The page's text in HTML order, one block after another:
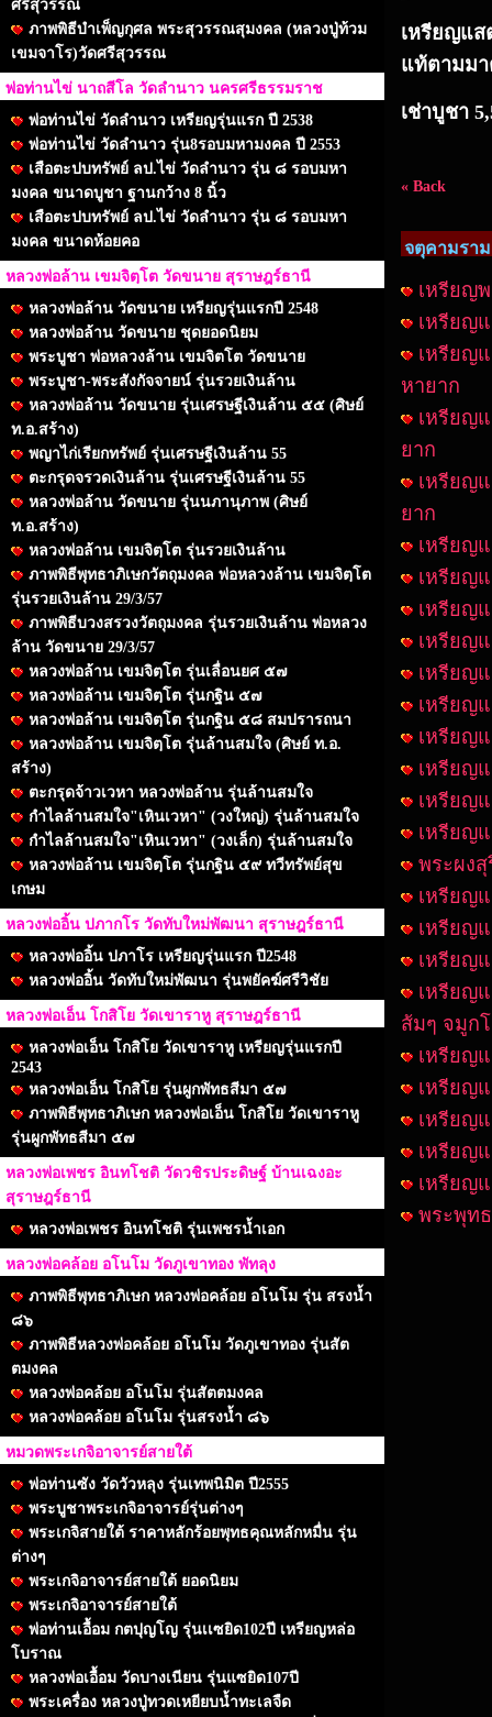
ศรีสุวรรณ
ภาพพิธีบำเพ็ญกุศล พระสุวรรณสุมงคล (หลวงปู่ท้วม
เขมจาโร)วัดศรีสุวรรณ
พ่อท่านไข่ นาถสีโล วัดลำนาว นครศรีธรรมราช
พ่อท่านไข่ วัดลำนาว เหรียญรุ่นแรก ปี 2538
พ่อท่านไข่ วัดลำนาว รุ่น8รอบมหามงคล ปี 2553
เสือตะปบทรัพย์ ลป.ไข่ วัดลำนาว รุ่น ๘ รอบมหา
มงคล ขนาดบูชา ฐานกว้าง 8 นิ้ว
เสือตะปบทรัพย์ ลป.ไข่ วัดลำนาว รุ่น ๘ รอบมหา
มงคล ขนาดห้อยคอ
หลวงพ่อล้าน เขมจิตฺโต วัดขนาย สุราษฎร์ธานี
หลวงพ่อล้าน วัดขนาย เหรียญรุ่นแรกปี 2548
หลวงพ่อล้าน วัดขนาย ชุดยอดนิยม
พระบูชา พ่อหลวงล้าน เขมจิตโต วัดขนาย
พระบูชา-พระสังกัจจายน์ รุ่นรวยเงินล้าน
หลวงพ่อล้าน วัดขนาย รุ่นเศรษฐีเงินล้าน ๕๕ (ศิษย์
ท.อ.สร้าง)
พญาไก่เรียกทรัพย์ รุ่นเศรษฐีเงินล้าน 55
ตะกรุดจรวดเงินล้าน รุ่นเศรษฐีเงินล้าน 55
หลวงพ่อล้าน วัดขนาย รุ่นนภานุภาพ (ศิษย์
ท.อ.สร้าง)
หลวงพ่อล้าน เขมจิตฺโต รุ่นรวยเงินล้าน
ภาพพิธีพุทธาภิเษกวัตถุมงคล พ่อหลวงล้าน เขมจิตฺโต
รุ่นรวยเงินล้าน 29/3/57
ภาพพิธีบวงสรวงวัตถุมงคล รุ่นรวยเงินล้าน พ่อหลวง
ล้าน วัดขนาย 29/3/57
หลวงพ่อล้าน เขมจิตฺโต รุ่นเลื่อนยศ ๕๗
หลวงพ่อล้าน เขมจิตฺโต รุ่นกฐิน ๕๗
หลวงพ่อล้าน เขมจิตฺโต รุ่นกฐิน ๕๘ สมปรารถนา
หลวงพ่อล้าน เขมจิตฺโต รุ่นล้านสมใจ (ศิษย์ ท.อ.
สร้าง)
ตะกรุดจ้าวเวหา หลวงพ่อล้าน รุ่นล้านสมใจ
กำไลล้านสมใจ"เหินเวหา" (วงใหญ่) รุ่นล้านสมใจ
กำไลล้านสมใจ"เหินเวหา" (วงเล็ก) รุ่นล้านสมใจ
หลวงพ่อล้าน เขมจิตฺโต รุ่นกฐิน ๕๙ ทวีทรัพย์สุข
เกษม
หลวงพ่ออิ้น ปภากโร วัดทับใหม่พัฒนา สุราษฎร์ธานี
หลวงพ่ออิ้น ปภาโร เหรียญรุ่นแรก ปี2548
หลวงพ่ออิ้น วัดทับใหม่พัฒนา รุ่นพยัคฆ์ศรีวิชัย
หลวงพ่อเอ็น โกสิโย วัดเขาราหู สุราษฎร์ธานี
หลวงพ่อเอ็น โกสิโย วัดเขาราหู เหรียญรุ่นแรกปี
2543
หลวงพ่อเอ็น โกสิโย รุ่นผูกพัทธสีมา ๕๗
ภาพพิธีพุทธาภิเษก หลวงพ่อเอ็น โกสิโย วัดเขาราหู
รุ่นผูกพัทธสีมา ๕๗
หลวงพ่อเพชร อินทโชติ วัดวชิรประดิษฐ์ บ้านเฉงอะ
สุราษฎร์ธานี
หลวงพ่อเพชร อินทโชติ รุ่นเพชรน้ำเอก
หลวงพ่อคล้อย อโนโม วัดภูเขาทอง พัทลุง
ภาพพิธีพุทธาภิเษก หลวงพ่อคล้อย อโนโม รุ่น สรงน้ำ
๘๖
ภาพพิธีหลวงพ่อคล้อย อโนโม วัดภูเขาทอง รุ่นสัต
ตมงคล
หลวงพ่อคล้อย อโนโม รุ่นสัตตมงคล
หลวงพ่อคล้อย อโนโม รุ่นสรงน้ำ ๘๖
หมวดพระเกจิอาจารย์สายใต้
พ่อท่านซัง วัดวัวหลุง รุ่นเทพนิมิต ปี2555
พระบูชาพระเกจิอาจารย์รุ่นต่างๆ
พระเกจิสายใต้ ราคาหลักร้อยพุทธคุณหลักหมื่น รุ่น
ต่างๆ
พระเกจิอาจารย์สายใต้ ยอดนิยม
พระเกจิอาจารย์สายใต้
พ่อท่านเอื้อม กตปุญโญ รุ่นเเซยิด102ปี เหรียญหล่อ
โบราณ
หลวงพ่อเอื้อม วัดบางเนียน รุ่นแซยิด107ปี
พระเครื่อง หลวงปู่ทวดเหยียบน้ำทะเลจืด
เหรียญแส
แท้ตามมา
เช่าบูชา
« Back
จตุคามราม
เหรียญ
เหรียญ
เหรียญ
หายาก
เหรียญ
ยาก
เหรียญ
ยาก
เหรียญ
เหรียญ
เหรียญ
เหรียญ
เหรียญ
เหรียญ
เหรียญ
เหรียญ
เหรียญ
เหรียญ
พระผง
เหรียญ
เหรียญ
เหรียญ
เหรียญ
ส้มๆ จมูก
เหรียญ
เหรียญ
เหรียญ
เหรียญ
เหรียญ
พระพุท